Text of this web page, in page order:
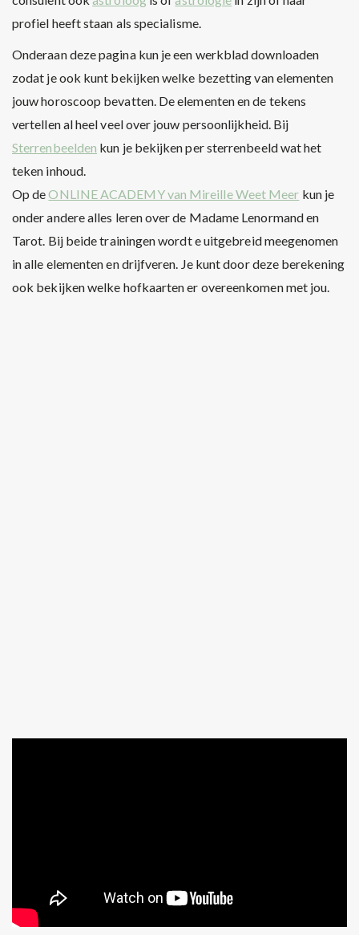
profiel heeft staan als specialisme.
Onderaan deze pagina kun je een werkblad downloaden
zodat je ook kunt bekijken welke bezetting van elementen
jouw horoscoop bevatten. De elementen en de tekens
vertellen al heel veel over jouw persoonlijkheid. Bij
Sterrenbeelden kun je bekijken per sterrenbeeld wat het
teken inhoud.
Op deONLINE ACADEMY van Mireille Weet Meer kun je
onder andere alles leren over de Madame Lenormand en
Tarot. Bij beide trainingen wordt e uitgebreid meegenomen
in alle elementen en drijfveren. Je kunt door deze berekening
ook bekijken welke hofkaarten er overeenkomen met jou.